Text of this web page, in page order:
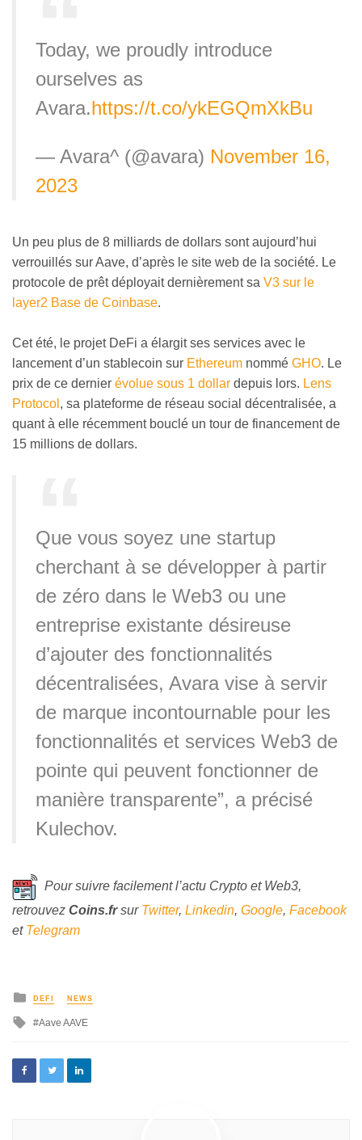
Today, we proudly introduce
ourselves as
Avara.https://t.co/ykEGQmXkBu
— Avara^ (@avara) November 16,
2023
Un peu plus de 8 milliards de dollars sont aujourd’hui
verrouillés sur Aave, d’après le site web de la société. Le
protocole de prêt déployait dernièrement sa V3 sur le
layer2 Base de Coinbase.
Cet été, le projet DeFi a élargit ses services avec le
lancement d’un stablecoin sur Ethereum nommé GHO. Le
prix de ce dernier évolue sous 1 dollar depuis lors. Lens
Protocol , sa plateforme de réseau social décentralisée, a
quant à elle récemment bouclé un tour de financement de
15 millions de dollars.
Que vous soyez une startup
cherchant à se développer à partir
de zéro dans le Web3 ou une
entreprise existante désireuse
d’ajouter des fonctionnalités
décentralisées, Avara vise à servir
de marque incontournable pour les
fonctionnalités et services Web3 de
pointe qui peuvent fonctionner de
manière transparente”, a précisé
Kulechov.
Pour suivre facilement l’actu Crypto et Web3,
retrouvez Coins.frsur Twitter, Linkedin, Google, Facebook
et Telegram
DEFI NEWS
Aave AAVE